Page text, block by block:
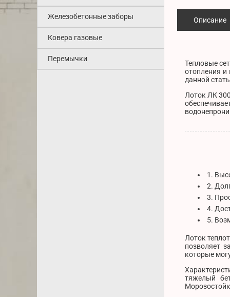
Железобетонные заборы
Ковера газовые
Перемычки
Описание
Тепловые
отопления и
данной
Лоток ЛК
1.
2.
3.
4.
5.
Лоток
позволяет
которые
тяжелый